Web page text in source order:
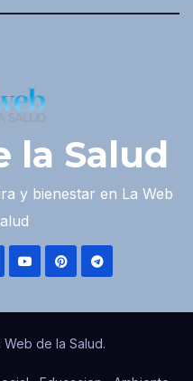
la Salud
y bienestar en La Web
de la Salud.